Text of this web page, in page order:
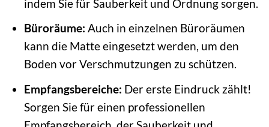
indem Sie für Sauberkeit und Ordnung sorgen.
Büroräume: Auch in einzelnen Büroräumen
kann die Matte eingesetzt werden, um den
Boden vor Verschmutzungen zu schützen.
Empfangsbereiche: Der erste Eindruck zählt!
Sorgen Sie für einen professionellen